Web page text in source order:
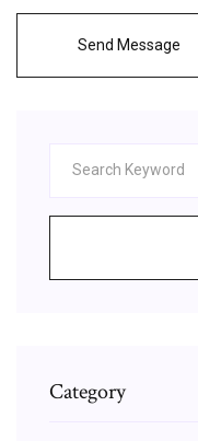
Send Message
Category